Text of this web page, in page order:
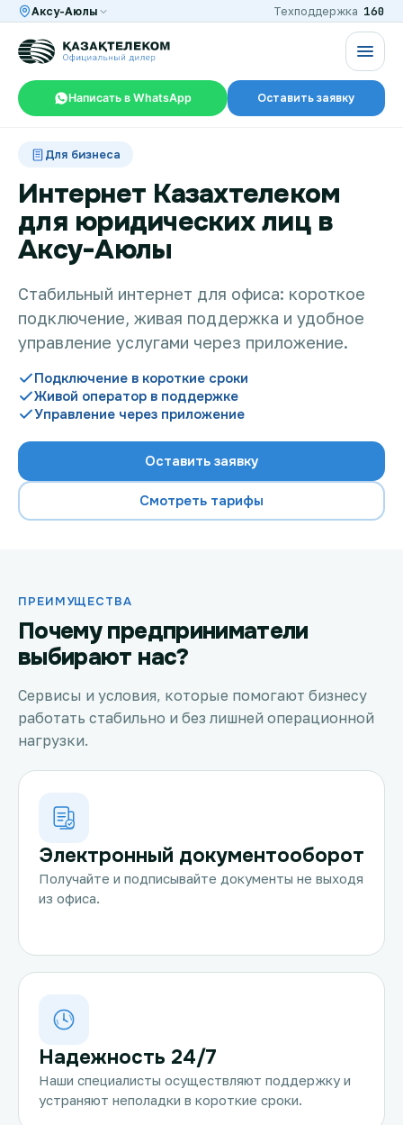
Аксу-Аюлы Техподдержка 160
Написать в WhatsApp Оставить заявку
Интернет и ТВ в квартире
Интернет и ТВ в частном доме
Интернет в офис
TV+
Проверить возможность подключения
Акции
Заявка на подбор тарифа
Подключиться к КазахТелеком
Для бизнеса
Интернет Казахтелеком
для юридических лиц в
Аксу-Аюлы
Стабильный интернет для офиса: короткое
подключение, живая поддержка и удобное
управление услугами через приложение.
Подключение в короткие сроки
Живой оператор в поддержке
Управление через приложение
Оставить заявку
Смотреть тарифы
ПРЕИМУЩЕСТВА
Почему предприниматели
выбирают нас?
Сервисы и условия, которые помогают бизнесу
работать стабильно и без лишней операционной
нагрузки.
Электронный документооборот
Получайте и подписывайте документы не выходя
из офиса.
Надежность 24/7
Наши специалисты осуществляют поддержку и
устраняют неполадки в короткие сроки.